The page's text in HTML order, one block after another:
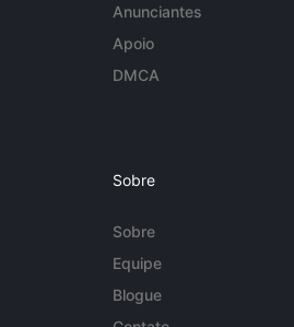
Anunciantes
Apoio
DMCA
Sobre
Sobre
Equipe
Blogue